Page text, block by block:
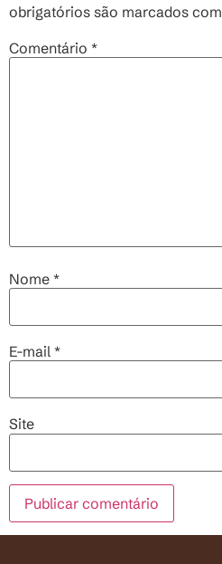
obrigatórios são marcados com
Comentário *
Nome *
E-mail *
Site